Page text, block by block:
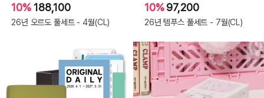
10% 188,100
26년 오르도 풀세트 - 4월(CL)
10%97,200
26년 템푸스 풀세트 - 7월(CL)